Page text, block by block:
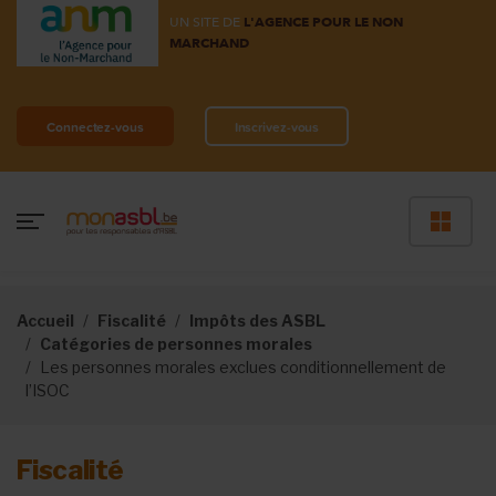
UN SITE DE L'AGENCE POUR LE NON
MARCHAND
Connectez-vous Inscrivez-vous
Accueil Fiscalité
Impôts des ASBL
Catégories de personnes morales
Les personnes morales exclues conditionnellement de
l’ISOC
Fiscalité